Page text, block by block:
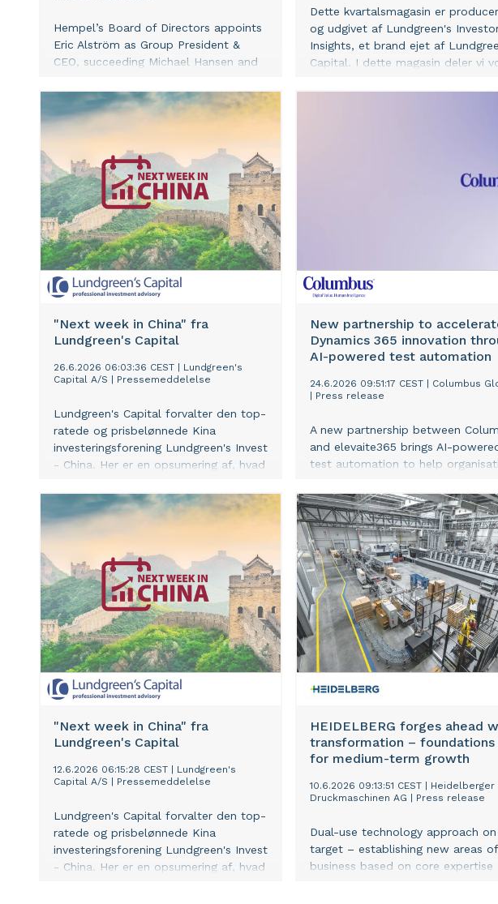
Hempel’s Board of Directors appoints
Eric Alström as Group President &
CEO, succeeding Michael Hansen and
leadership by Peter la Cour Gormsen
and Emilie Barriau.
Dette kvartalsmagasin er
og udgivet af Lundgreen's
Insights, et brand ejet af
Capital. I dette magasin deler vi
rådgivning af formuende kunder
content i magasinet er fast
vores firma enten som fuldtids
medarbejder eller tilknyttet som
specialist, og alle er
har i tillæg gennemgået en særlig
Insights.
"Next week in China" fra
Lundgreen's Capital
26.6.2026 06:03:36 CEST
Lundgreen's
Capital A/S
Pressemeddelelse
Lundgreen's Capital forvalter den top-
ratede og prisbelønnede Kina
investeringsforening Lundgreen's Invest
- China. Her er en opsumering af, hvad
Kina i den kommende uge, altså et
indblik i nøjagtigt den samme interne
information, som vi bruger i
forvaltningen af vores Kina
investeringsforening.
New partnership to
Dynamics 365 innovation
AI-powered test automation
24.6.2026 09:51:17 CEST
Columbus
Press release
A new partnership between
and elevaite365 brings AI-
test automation to help
across Dynamics 365
"Next week in China" fra
Lundgreen's Capital
12.6.2026 06:15:28 CEST
Lundgreen's
Capital A/S
Pressemeddelelse
Lundgreen's Capital forvalter den top-
ratede og prisbelønnede Kina
investeringsforening Lundgreen's Invest
- China. Her er en opsumering af, hvad
HEIDELBERG forges ahead
transformation – foundations
for medium-term growth
10.6.2026 09:13:51 CEST
Heidelberger
Druckmaschinen AG
Press release
Dual-use technology approach on
target – establishing new areas of
business based on core expertise